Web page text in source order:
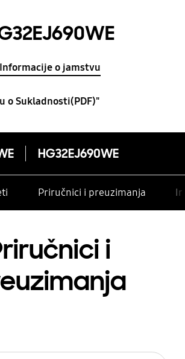
Informacije o jamstvu
o Sukladnosti(PDF)"
HG32EJ690WE
Priručnici i preuzimanja
i